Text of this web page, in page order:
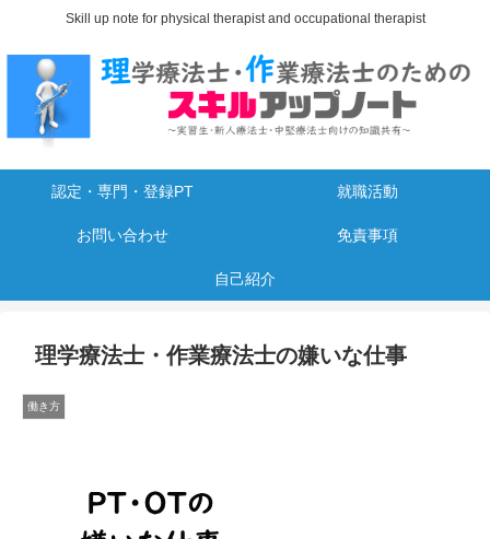
Skill up note for physical therapist and occupational therapist
認定・専門・登録PT 就職活動
お問い合わせ 免責事項
自己紹介
理学療法士・作業療法士の嫌いな仕事
働き方